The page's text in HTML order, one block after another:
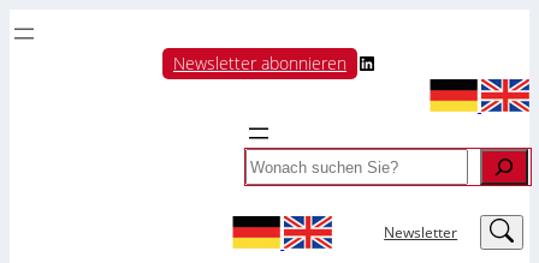
Newsletter abonnieren LinkedIn
Search
Newsletter LinkedIn